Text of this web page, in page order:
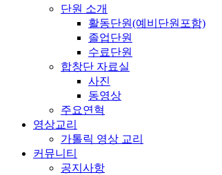
단원 소개
활동단원(예비단원포함)
졸업단원
수료단원
합창단 자료실
사진
동영상
주요연혁
영상교리
가톨릭 영상 교리
커뮤니티
공지사항